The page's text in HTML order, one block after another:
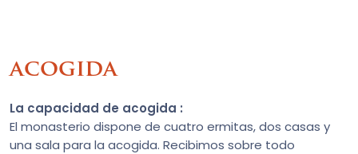
acogida
La capacidad de acogida :
El monasterio dispone de cuatro ermitas, dos casas y
una sala para la acogida. Recibimos sobre todo